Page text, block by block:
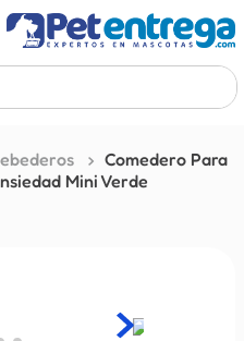
Comedero Para
Mini Verde